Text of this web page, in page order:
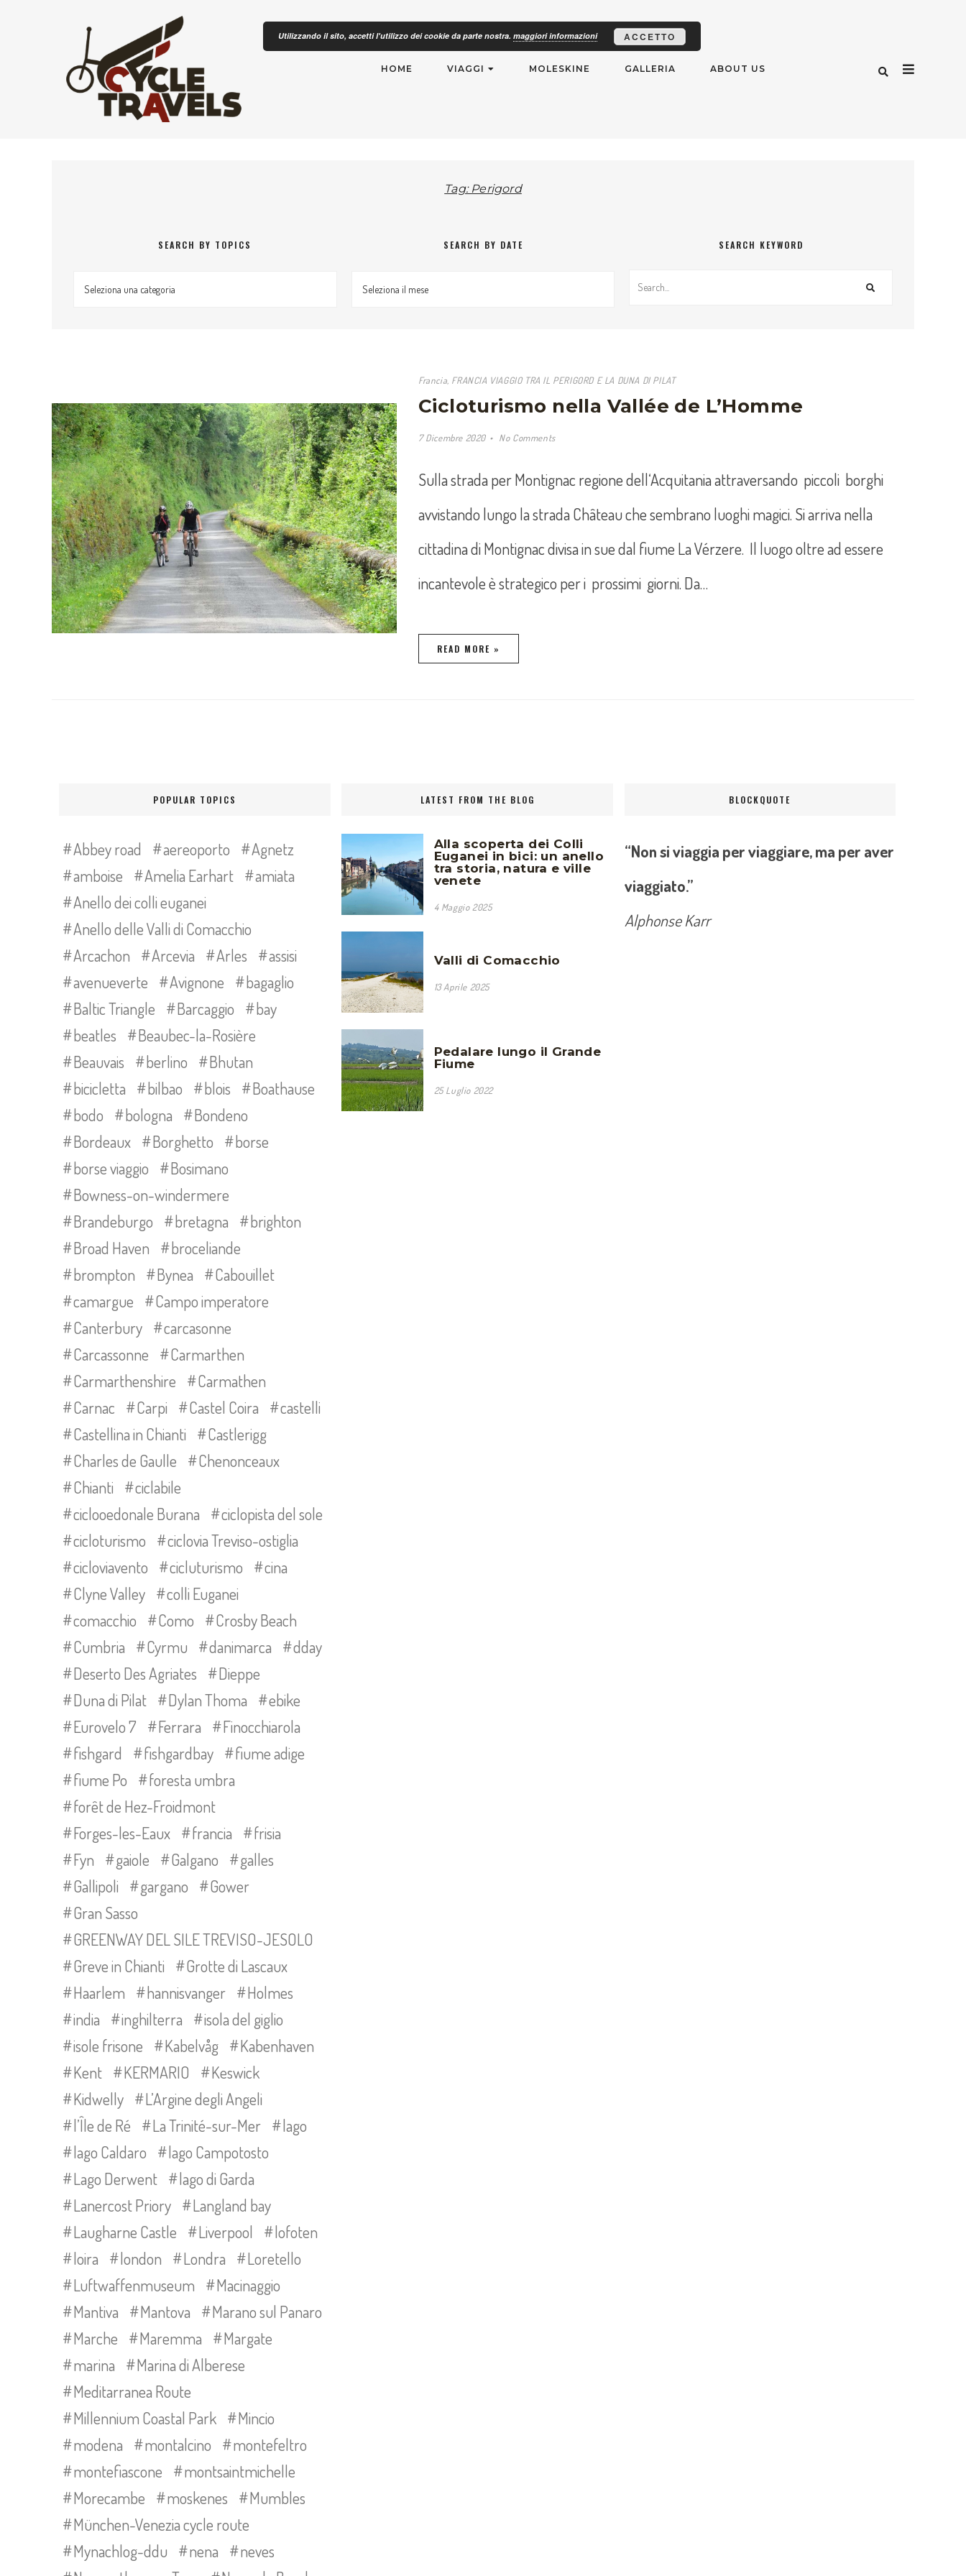
CICLOTURISMO
HOME VIAGGI MOLESKINE GALLERIA ABOUT US
Tag: Perigord
SEARCH BY TOPICS
Search by topics
SEARCH BY DATE
Search By Date
SEARCH KEYWORD
Francia FRANCIA VIAGGIO TRA IL PERIGORD E LA DUNA DI PILAT
Cicloturismo nella Vallée de L’Homme
7 Dicembre 2020 No Comments
Sulla strada per Montignac regione dell‘Acquitania attraversando piccoli borghi
avvistando lungo la strada Château che sembrano luoghi magici. Si arriva nella
cittadina di Montignac divisa in sue dal fiume La Vérzere. Il luogo oltre ad essere
incantevole è strategico per i prossimi giorni. Da…
READ MORE »
POPULAR TOPICS
Abbey road aereoporto
Agnetz
amboise
Amelia Earhart
amiata
Anello dei colli euganei
Anello delle Valli di Comacchio
Arcachon
Arcevia Arles
assisi
avenueverte
Avignone
bagaglio
Baltic Triangle
Barcaggio
bay
beatles
Beaubec-la-Rosière
Beauvais
berlino
Bhutan
bicicletta
bilbao blois
Boathause
bodo
bologna
Bondeno
Bordeaux
Borghetto
borse
borse viaggio
Bosimano
Bowness-on-windermere
Brandeburgo
bretagna
brighton
Broad Haven
broceliande
brompton
Bynea
Cabouillet
camargue
Campo imperatore
Canterbury
carcasonne
Carcassonne
Carmarthen
Carmarthenshire
Carmathen
Carnac
Carpi Castel Coira
castelli
Castellina in Chianti
Castlerigg
Charles de Gaulle
Chenonceaux
Chianti
ciclabile
ciclooedonale Burana
ciclopista del sole
cicloturismo
ciclovia Treviso-ostiglia
cicloviavento
cicluturismo
cina
Clyne Valley
colli Euganei
comacchio
Como
Crosby Beach
Cumbria
Cyrmu danimarca
dday
Deserto Des Agriates
Dieppe
Duna di Pilat
Dylan Thoma
ebike
Eurovelo 7
Ferrara
Finocchiarola
fishgard
fishgardbay
fiume adige
fiume Po
foresta umbra
forêt de Hez-Froidmont
Forges-les-Eaux
francia
frisia
Fyn
gaiole Galgano
galles
Gallipoli
gargano
Gower
Gran Sasso
GREENWAY DEL SILE TREVISO-JESOLO
Greve in Chianti
Grotte di Lascaux
Haarlem
hannisvanger
Holmes
india
inghilterra
isola del giglio
isole frisone
Kabelvåg
Kabenhaven
Kent
KERMARIO
Keswick
Kidwelly
L’Argine degli Angeli
l’Île de Ré
La Trinité-sur-Mer
lago
lago Caldaro
lago Campotosto
Lago Derwent
lago di Garda
Lanercost Priory
Langland bay
Laugharne Castle
Liverpool
lofoten
loira
london Londra
Loretello
Luftwaffenmuseum
Macinaggio
Mantiva
Mantova
Marano sul Panaro
Marche
Maremma
Margate
marina
Marina di Alberese
Meditarranea Route
Millennium Coastal Park
Mincio
modena
montalcino
montefeltro
montefiascone
montsaintmichelle
Morecambe
moskenes
Mumbles
München-Venezia cycle route
Mynachlog-ddu
nena
neves
LATEST FROM THE BLOG
Alla scoperta dei Colli
Euganei in bici: un anello
tra storia, natura e ville
venete
4 Maggio 2025
Valli di Comacchio
13 Aprile 2025
Pedalare lungo il Grande
Fiume
25 Luglio 2022
BLOCKQUOTE
“Non si viaggia per viaggiare, ma per aver
viaggiato.”
Alphonse Karr
Utilizzando il sito, accetti l'utilizzo dei cookie da parte nostra. maggiori informazioni ACCETTO